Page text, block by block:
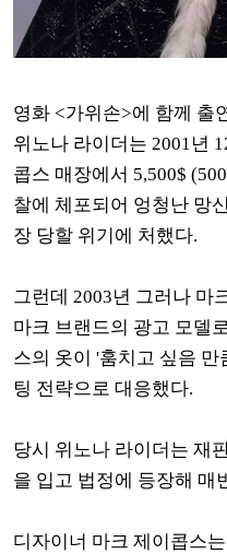
영화 <가위손>에 함께 출
위노나 라이더는 2001년
콥스 매장에서 5,500$
찰에 체포되어 엉청난 망
장 당할 위기에 처했다.
그런데 2003년 그러나 마
마크 브랜드의 광고 모델
스의 옷이 '훔치고 싶음 만
팅 전략으로 대응했다.
당시 위노나 라이더는 재
을 입고 법정에 등장해 매
디자이너 마크 제이콥스